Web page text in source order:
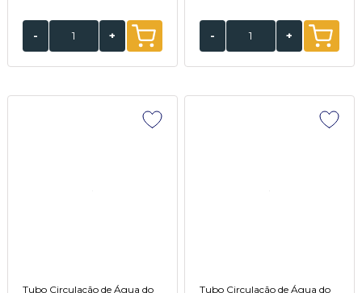
- + - +
Tubo Circulação de Água do
Tubo Circulação de Água do